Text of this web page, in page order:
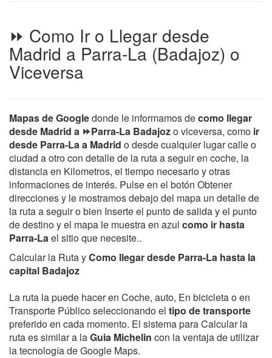
⏩ Como Ir o Llegar desde
Madrid a Parra-La (Badajoz) o
Viceversa
Mapas de Googledonde le informamos decomo llegar
desde Madrid a ⏩Parra-La Badajozo viceversa, como ir
desde Parra-La a Madrid o desde cualquier lugar calle o
ciudad a otro con detalle de la ruta a seguir en coche, la
distancia en Kilometros, el tiempo necesario y otras
informaciones de interés. Pulse en el botón Obtener
direcciones y le mostramos debajo del mapa un detalle de
la ruta a seguir o bien Inserte el punto de salida y el punto
de destino y el mapa le muestra en azul como ir hasta
Parra-Lael sitio que necesite..
Calcular la Ruta yComo llegar desde Parra-La hasta la
capital Badajoz
La ruta la puede hacer en Coche, auto, En bicicleta o en
Transporte Público seleccionando el tipo de transporte
preferido en cada momento. El sistema para Calcular la
ruta es similar a laGuia Michelin con la ventaja de utilizar
la tecnología de Google Maps.